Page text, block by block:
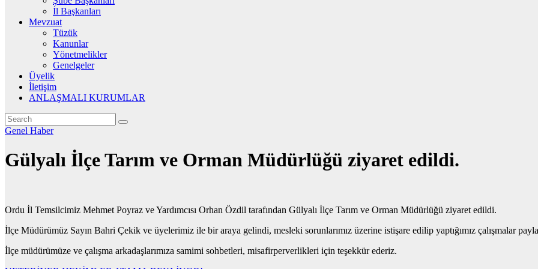
İl Başkanları
Mevzuat
Tüzük
Kanunlar
Yönetmelikler
Genelgeler
Üyelik
İletişim
ANLAŞMALI KURUMLAR
Genel Haber
Gülyalı İlçe Tarım ve Orman Müdürlüğü ziyaret edildi.
Ordu İl Temsilcimiz Mehmet Poyraz ve Yardımcısı Orhan Özdil tarafından Gülyalı İlçe Tarım ve Orman Müdürlüğü ziyaret edildi.
İlçe Müdürümüz Sayın Bahri Çekik ve üyelerimiz ile bir araya gelindi, mesleki sorunlarımız üzerine istişare edilip yaptığımız çalışmalar
İlçe müdürümüze ve çalışma arkadaşlarımıza samimi sohbetleri, misafirperverlikleri için teşekkür ederiz.